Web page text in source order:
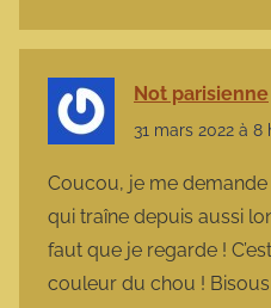
Not parisienne
31 mars 2022 à 8
Coucou, je me demande
qui traîne depuis aussi
faut que je regarde !
couleur du chou ! Bisous